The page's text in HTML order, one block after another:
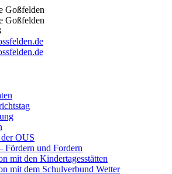
Goßfelden
Goßfelden
OUS
Fördern und Fordern
mit den Kindertagesstätten
mit dem Schulverbund Wetter